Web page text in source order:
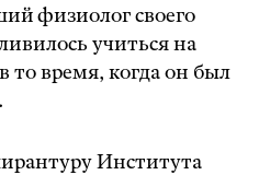
физиолог своего
учиться на
время, когда он был
Института